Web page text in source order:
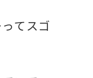
てスゴ